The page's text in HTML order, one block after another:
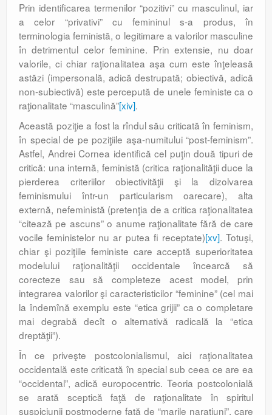
Prin identificarea termenilor “pozitivi” cu masculinul, iar
a celor “privativi” cu femininul s-a produs, în
terminologia feministă, o legitimare a valorilor masculine
în detrimentul celor feminine. Prin extensie, nu doar
valorile, ci chiar raţionalitatea aşa cum este înţeleasă
astăzi (impersonală, adică destrupată; obiectivă, adică
non-subiectivă) este percepută de unele feministe ca o
raţionalitate “masculină”[xiv].
Această poziţie a fost la rîndul său criticată în feminism,
în special de pe poziţiile aşa-numitului “post-feminism”.
Astfel, Andrei Cornea identifică cel puţin două tipuri de
critică: una internă, feministă (critica raţionalităţii duce la
pierderea criteriilor obiectivităţii şi la dizolvarea
feminismului într-un particularism oarecare), alta
externă, nefeministă (pretenţia de a critica raţionalitatea
“citează pe ascuns” o anume raţionalitate fără de care
vocile feministelor nu ar putea fi receptate)[xv]. Totuşi,
chiar şi poziţiile feministe care acceptă superioritatea
modelului raţionalităţii occidentale încearcă să
corecteze sau să completeze acest model, prin
integrarea valorilor şi caracteristicilor “feminine” (cel mai
la îndemînă exemplu este “etica grijii” ca o completare
mai degrabă decît o alternativă radicală la “etica
dreptăţii”).
În ce priveşte postcolonialismul, aici raţionalitatea
occidentală este criticată în special sub ceea ce are ea
“occidental”, adică europo­centric. Teoria postcolonială
se arată sceptică faţă de raţionalitate în spiritul
suspiciunii postmoderne faţă de “marile naraţiuni”, care